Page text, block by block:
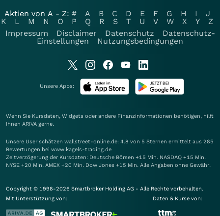
Aktien von A - Z: # A B C D E F G H I
J
K
L M N O P Q R S T U V W X Y
Z
Impressum
Disclaimer Datenschutz
Datenschutz-
Einstellungen
Nutzungsbedingungen
Unsere Apps:
Wenn Sie Kursdaten, Widgets oder andere Finanzinformationen benötigen, hilft
Ihnen ARIVA gerne.
Unsere User schätzen wallstreet-online.de: 4.8 von 5 Sternen ermittelt aus 285
Bewertungen bei www.kagels-trading.de
Zeitverzögerung der Kursdaten: Deutsche Börsen +15 Min. NASDAQ +15 Min.
NYSE +20 Min. AMEX +20 Min. Dow Jones +15 Min. Alle Angaben ohne Gewähr.
Copyright © 1998-2026 Smartbroker Holding AG - Alle Rechte vorbehalten.
Mit Unterstützung von:
Daten & Kurse von: